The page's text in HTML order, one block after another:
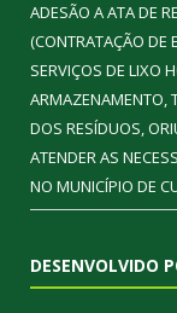
ADESÃO A ATA DE
(CONTRATAÇÃO DE
SERVIÇOS DE LIXO
ARMAZENAMENTO,
DOS RESÍDUOS,
ATENDER AS
NO MUNICÍPIO DE
DESENVOLVIDO